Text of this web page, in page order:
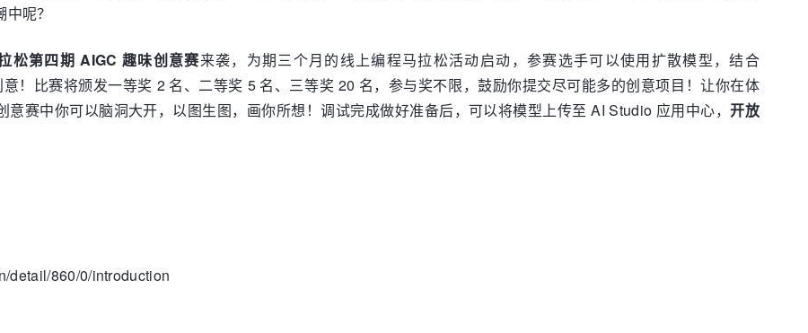
呢？
松第四期 AIGC 趣味创意赛来袭，为期三个月的线上编程马拉松活动启动，参赛选手可以使用扩散模型，结合
！比赛将颁发一等奖 2 名、二等奖 5 名、三等奖 20 名，参与奖不限，鼓励你提交尽可能多的创意项目！让你在体
赛中你可以脑洞大开，以图生图，画你所想！调试完成做好准备后，可以将模型上传至 AI Studio 应用中心，开放
detail/860/0/introduction